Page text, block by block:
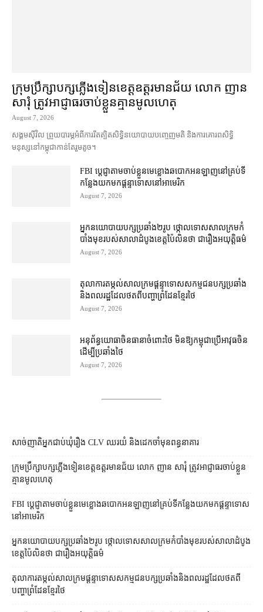
ក្រុមប្រឹក្សា​បក្ស​ភ្លើងទៀន​ខេត្ត​ឧត្ដរមានជ័យ លោក ញាន
សារុំ ត្រូវ​អាជ្ញាធរ​ចាប់ខ្លួន​គ្មាន​មូលហេតុ
August 7, 2026
សង្គម​ស៊ីវិល ព្រួយបារម្ភ​អំពី​ការ​រឹតត្បិត​សិទ្ធិ​នយោបាយ​បញ្ចេញមតិ និង​ការគោរព​សិទ្ធិ
មនុស្ស​នៅ​កម្ពុជា​កាន់តែ​រួម​តូច។
FBI ប្ដេជ្ញា​តាម​ចាប់ខ្លួន​មេខ្លោង​ឆបោក​អនឡាញ​នៅ​គ្រប់​ទី
កន្លែង​យក​មក​ផ្ដន្ទាទោស​នៅ​អាមេរិក
August 7, 2026
អ្នកនយោបាយ​បក្ស​ប្រឆាំង​២​រូប ថ្កោលទោស​សាលក្រម​កំ
បាំងមុខ​របស់​សាលាដំបូង​ខេត្ត​ប៉ៃលិន​ថា ជា​រឿង​អយុត្តិធម៌
August 7, 2026
តុលាការ​តម្កល់​សាលក្រម​ផ្ដន្ទាទោស​សកម្មជន​បក្ស​ប្រឆាំង​
និង​ពលរដ្ឋ​ដែល​ថត​ពី​បញ្ហា​ព្រំដែន​ខ្មែរ​ថៃ
August 7, 2026
អនុព័ន្ធយោធា​ចិន​ធានា​ចំពោះ​ថៃ មិន​ឱ្យ​កម្ពុជា​ប្រើ​អាវុធ​ចិន​
ដើម្បី​ប្រឆាំង​ថៃ ​
August 7, 2026
សាច់ញាតិអ្នកជាប់ឃុំរឿង CLV ឈរយំ និងដេកចាំមុនពន្ធនាគារ
ក្រុមប្រឹក្សា​បក្ស​ភ្លើងទៀន​ខេត្ត​ឧត្ដរមានជ័យ លោក ញាន សារុំ ត្រូវ​អាជ្ញាធរ​ចាប់ខ្លួន​
គ្មាន​មូលហេតុ
FBI ប្ដេជ្ញា​តាម​ចាប់ខ្លួន​មេខ្លោង​ឆបោក​អនឡាញ​នៅ​គ្រប់​ទីកន្លែង​យក​មក​ផ្ដន្ទាទោស​
នៅ​អាមេរិក
អ្នកនយោបាយ​បក្ស​ប្រឆាំង​២​រូប ថ្កោលទោស​សាលក្រម​កំបាំងមុខ​របស់​សាលាដំបូង​
ខេត្ត​ប៉ៃលិន​ថា ជា​រឿង​អយុត្តិធម៌
តុលាការ​តម្កល់​សាលក្រម​ផ្ដន្ទាទោស​សកម្មជន​បក្ស​ប្រឆាំង​និង​ពលរដ្ឋ​ដែល​ថត​ពី​
បញ្ហា​ព្រំដែន​ខ្មែរ​ថៃ